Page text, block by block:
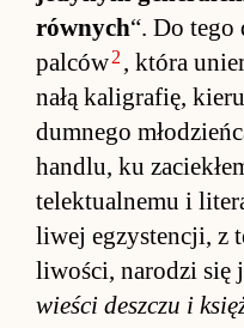
rów­nych“. Do tego
pal­ców2 , która
nałą ka­ligra­fię,
dum­nego
han­dlu, ku
telek­tu­al­nemu i
liwej eg­zysten­cji, z
liwo­ści, na­ro­dzi się
wie­ści desz­czu i